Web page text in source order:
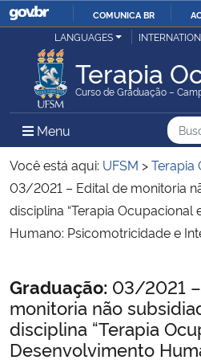
IR
O
COMUNICA BR
Ministério da Justiça e Segurança Pública
Ministério da Defesa
Ministério das Relações Exteriores
Ministério da Economia
Ministério da Agricultura, Pecuária e
Ministério da Educação
LANGUAGES
Terapia
Curso de Graduação –
Menu Menu Principal do
Você está aqui: UFSM >Terapia
03/2021 – Edital de monitoria
disciplina “Terapia Ocupacional
Humano: Psicomotricidade e
Início do conteúdo
Graduação: 03/2021
monitoria não
disciplina “Terapia
Desenvolvimento